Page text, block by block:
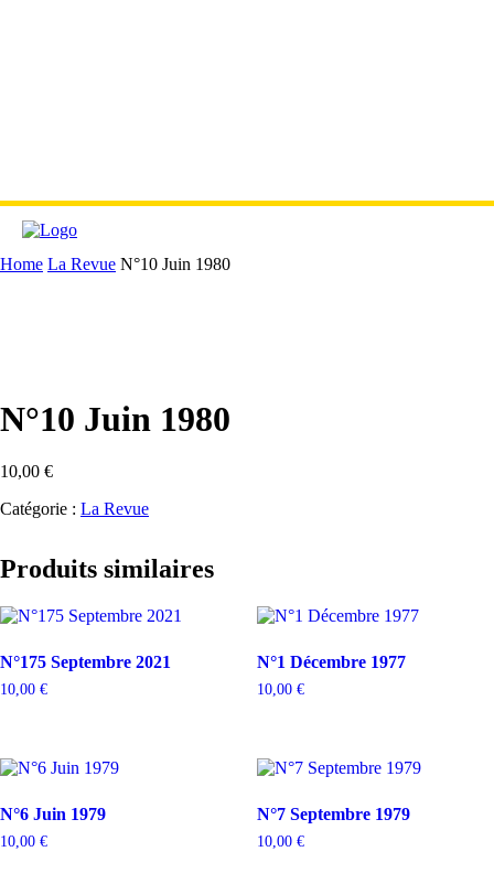
Home La Revue N°10 Juin 1980
N°10 Juin 1980
10,00 €
Catégorie : La Revue
Produits similaires
N°175 Septembre 2021
10,00 €
N°1 Décembre 1977
10,00 €
N°6 Juin 1979
10,00 €
N°7 Septembre 1979
10,00 €